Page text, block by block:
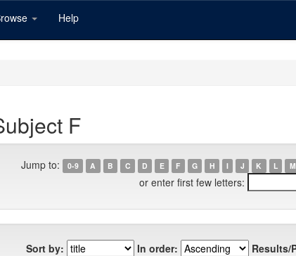
Help
F
Jump to: 0-9 A B C D E F G H I J K L M
or enter first few letters:
Sort by: In order: Results/